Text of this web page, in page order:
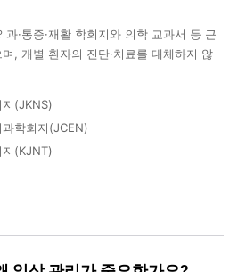
·통증·재활 학회지와 의학 교과서 등 근
, 개별 환자의 진단·치료를 대체하지 않
(JKNS)
학회지(JCEN)
(KJNT)